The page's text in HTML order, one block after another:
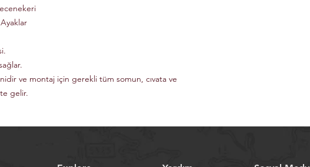
ve montaj için gerekli tüm somun, cıvata ve
gelir.